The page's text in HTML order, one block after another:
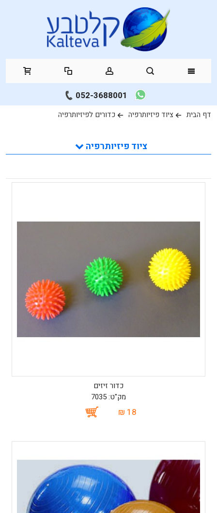
052-3688001
דף הבית ציוד פיזיותרפיה כדורים לפיזיותרפיה
ציוד פיזיותרפיה
כדור זיזים
מק"ט: 7035
18 ₪